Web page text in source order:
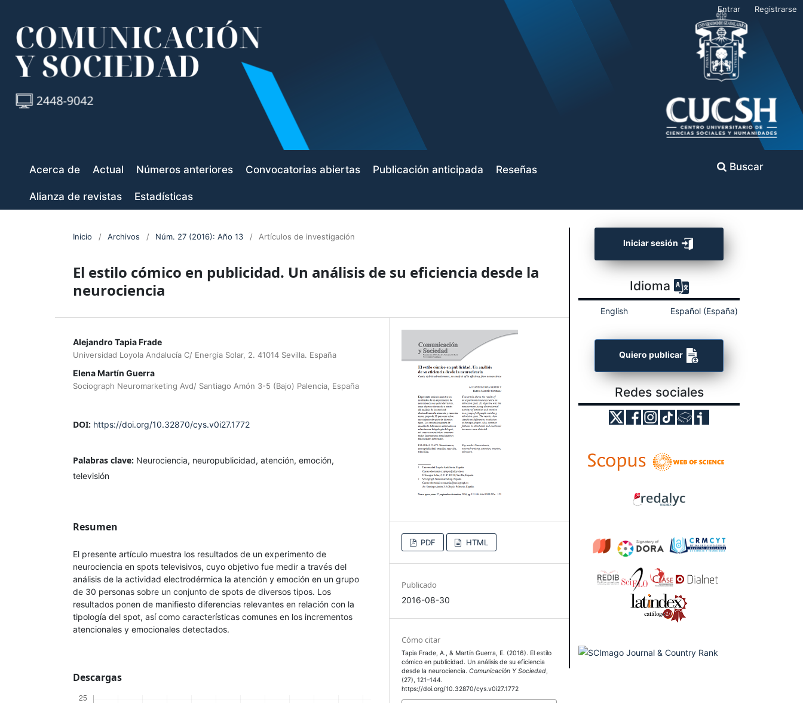
Acerca de Actual Números anteriores Convocatorias abiertas Publicación anticipada Reseñas
Alianza de revistas Estadísticas
Buscar
Entrar Registrarse
Inicio / Archivos / Núm. 27 (2016): Año 13 / Artículos de investigación
El estilo cómico en publicidad. Un análisis de su eficiencia desde la
neurociencia
Alejandro Tapia Frade
Universidad Loyola Andalucía C/ Energia Solar, 2. 41014 Sevilla. España
Elena Martín Guerra
Sociograph Neuromarketing Avd/ Santiago Amón 3-5 (Bajo) Palencia, España
DOI: https://doi.org/10.32870/cys.v0i27.1772
Palabras clave: Neurociencia, neuropublicidad, atención, emoción,
televisión
Resumen
El presente artículo muestra los resultados de un experimento de
neurociencia en spots televisivos, cuyo objetivo fue medir a través del
análisis de la actividad electrodérmica la atención y emoción en un grupo
de 30 personas sobre un conjunto de spots de diversos tipos. Los
resultados ponen de manifiesto diferencias relevantes en relación con la
tipología del spot, así como características comunes en los incrementos
atencionales y emocionales detectados.
Descargas
PDF HTML
Publicado
2016-08-30
Cómo citar
Tapia Frade, A., & Martín Guerra, E. (2016). El estilo
cómico en publicidad. Un análisis de su eficiencia
desde la neurociencia.Comunicación Y Sociedad,
(27), 121–144.
https://doi.org/10.32870/cys.v0i27.1772
Iniciar sesión
Idioma
English Español (España)
Quiero publicar
Redes sociales